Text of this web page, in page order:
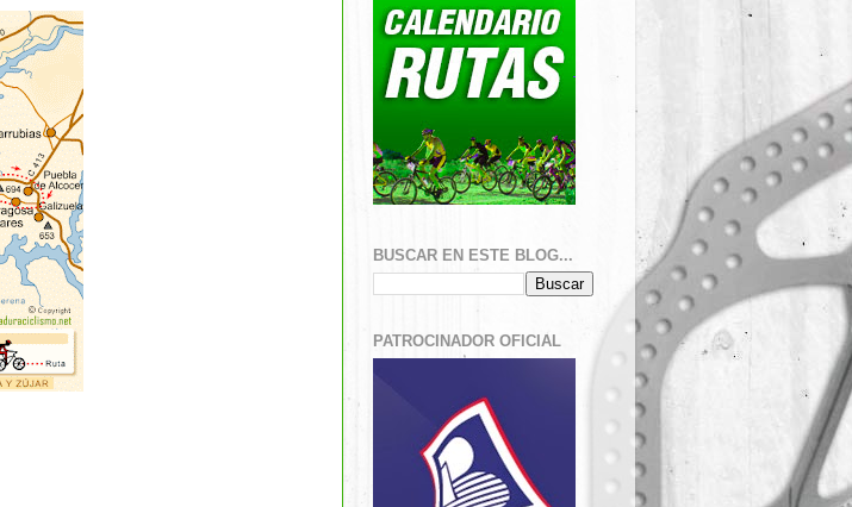
BUSCAR EN ESTE BLOG...
PATROCINADOR OFICIAL